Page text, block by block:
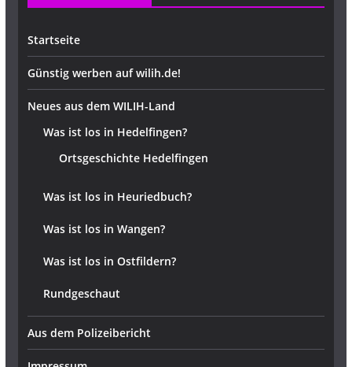
Startseite
Günstig werben auf wilih.de!
Neues aus dem WILIH-Land
Was ist los in Hedelfingen?
Ortsgeschichte Hedelfingen
Was ist los in Heuriedbuch?
Was ist los in Wangen?
Was ist los in Ostfildern?
Rundgeschaut
Aus dem Polizeibericht